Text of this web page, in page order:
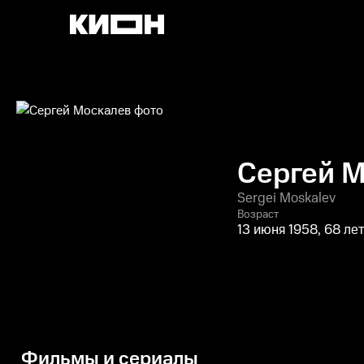
Сергей
Sergei Moskalev
Возраст
13 июня 1958, 68 лет